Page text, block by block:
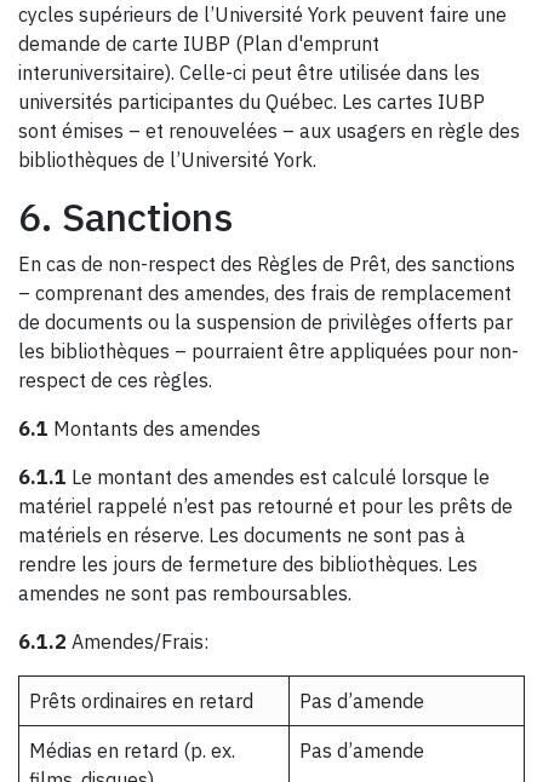
cycles supérieurs de l’Université York peuvent faire une
demande de carte IUBP (Plan d'emprunt
interuniversitaire). Celle-ci peut être utilisée dans les
universités participantes du Québec. Les cartes IUBP
sont émises – et renouvelées – aux usagers en règle des
bibliothèques de l’Université York.
6. Sanctions
En cas de non-respect des Règles de Prêt, des sanctions
– comprenant des amendes, des frais de remplacement
de documents ou la suspension de privilèges offerts par
les bibliothèques – pourraient être appliquées pour non-
respect de ces règles.
6.1 Montants des amendes
6.1.1 Le montant des amendes est calculé lorsque le
matériel rappelé n’est pas retourné et pour les prêts de
matériels en réserve. Les documents ne sont pas à
rendre les jours de fermeture des bibliothèques. Les
amendes ne sont pas remboursables.
6.1.2 Amendes/Frais:
Prêts ordinaires en retard Pas d’amende
Médias en retard (p. ex.
Pas d’amende